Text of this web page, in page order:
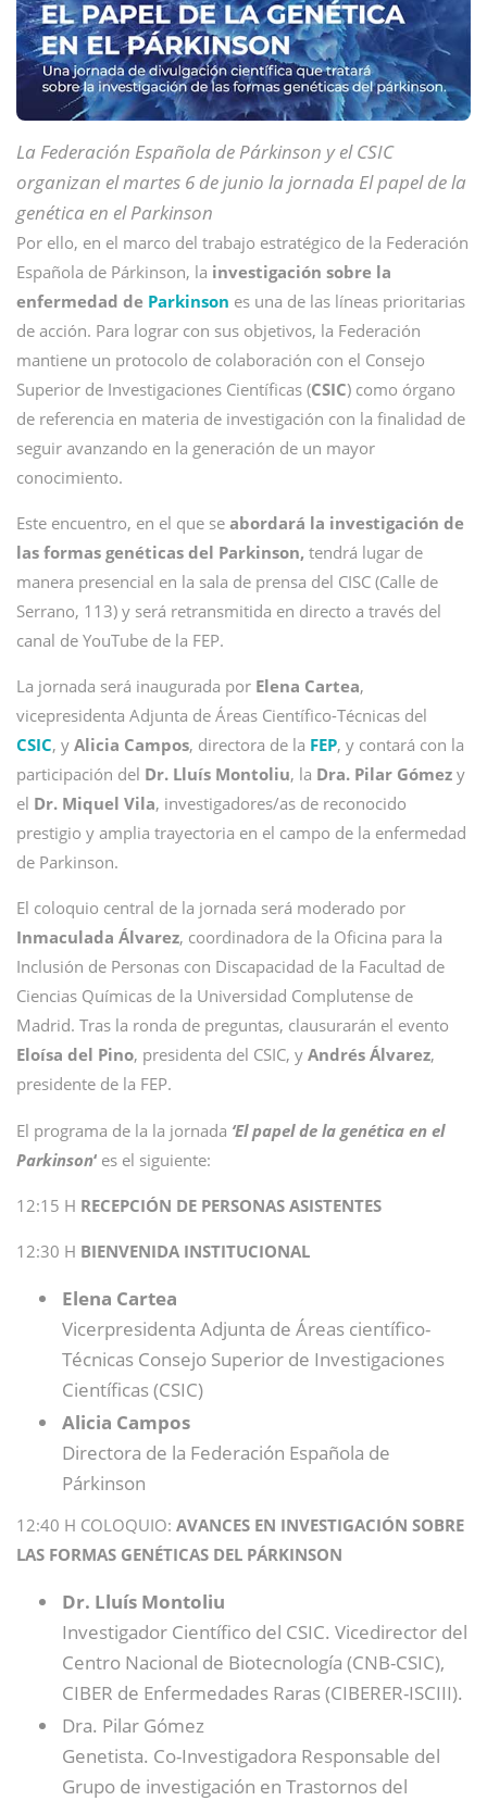
La Federación Española de Párkinson y el CSIC
organizan el martes 6 de junio la jornada El papel de la
genética en el Parkinson
Por ello, en el marco del trabajo estratégico de la Federación
Española de Párkinson, la investigación sobre la
enfermedad de Parkinson es una de las líneas prioritarias
de acción. Para lograr con sus objetivos, la Federación
mantiene un protocolo de colaboración con el Consejo
Superior de Investigaciones Científicas (CSIC) como órgano
de referencia en materia de investigación con la finalidad de
seguir avanzando en la generación de un mayor
conocimiento.
Este encuentro, en el que se abordará la investigación de
las formas genéticas del Parkinson, tendrá lugar de
manera presencial en la sala de prensa del CISC (Calle de
Serrano, 113) y será retransmitida en directo a través del
canal de YouTube de la FEP.
La jornada será inaugurada por Elena Cartea,
vicepresidenta Adjunta de Áreas Científico-Técnicas del
CSIC, y Alicia Campos, directora de la FEP, y contará con la
participación del Dr. Lluís Montoliu, la Dra. Pilar Gómez y
el Dr. Miquel Vila, investigadores/as de reconocido
prestigio y amplia trayectoria en el campo de la enfermedad
de Parkinson.
El coloquio central de la jornada será moderado por
Inmaculada Álvarez, coordinadora de la Oficina para la
Inclusión de Personas con Discapacidad de la Facultad de
Ciencias Químicas de la Universidad Complutense de
Madrid. Tras la ronda de preguntas, clausurarán el evento
Eloísa del Pino, presidenta del CSIC, y Andrés Álvarez,
presidente de la FEP.
El programa de la la jornada ‘El papel de la genética en el
Parkinson‘ es el siguiente:
12:15 H RECEPCIÓN DE PERSONAS ASISTENTES
12:30 H BIENVENIDA INSTITUCIONAL
Elena Cartea
Vicerpresidenta Adjunta de Áreas científico-
Técnicas Consejo Superior de Investigaciones
Científicas (CSIC)
Alicia Campos
Directora de la Federación Española de
Párkinson
12:40 H COLOQUIO: AVANCES EN INVESTIGACIÓN SOBRE
LAS FORMAS GENÉTICAS DEL PÁRKINSON
Dr. Lluís Montoliu
Investigador Científico del CSIC. Vicedirector del
Centro Nacional de Biotecnología (CNB-CSIC),
CIBER de Enfermedades Raras (CIBERER-ISCIII).
Dra. Pilar Gómez
Genetista. Co-Investigadora Responsable del
Grupo de investigación en Trastornos del